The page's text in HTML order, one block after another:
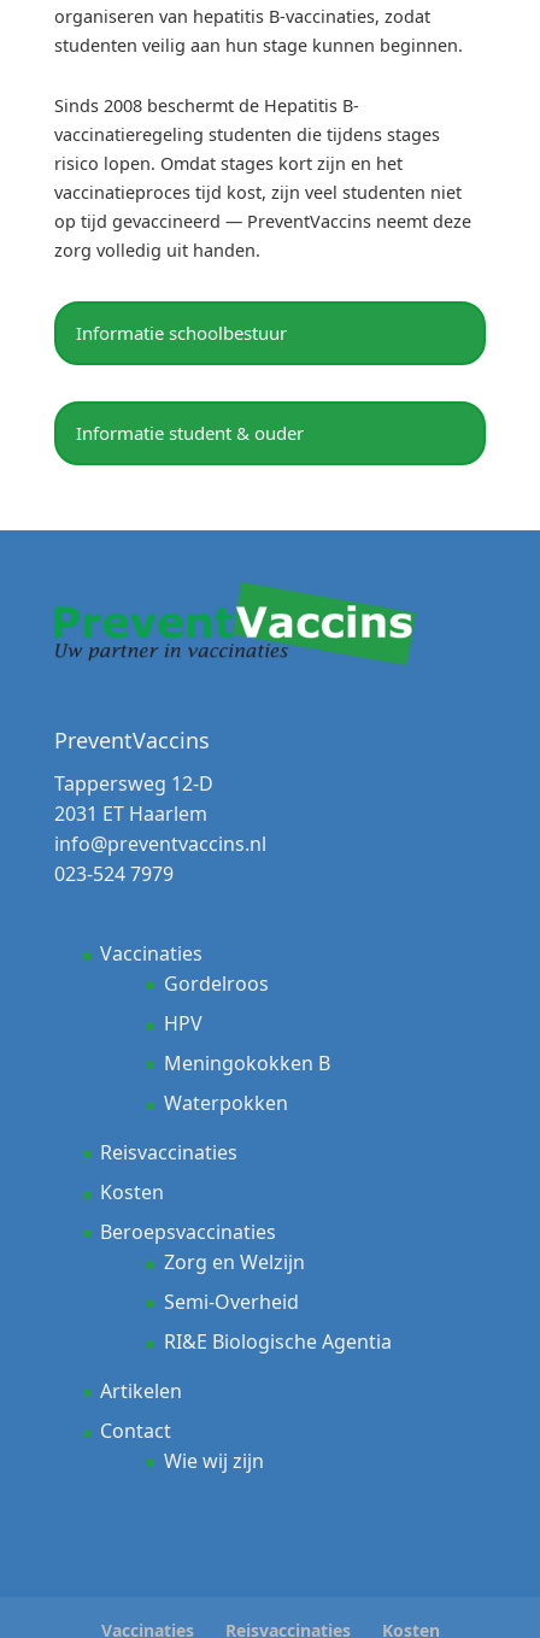
organiseren van hepatitis B-vaccinaties, zodat
studenten veilig aan hun stage kunnen beginnen.
Sinds 2008 beschermt de Hepatitis B-
vaccinatieregeling studenten die tijdens stages
risico lopen. Omdat stages kort zijn en het
vaccinatieproces tijd kost, zijn veel studenten niet
op tijd gevaccineerd — PreventVaccins neemt deze
zorg volledig uit handen.
Informatie schoolbestuur
Informatie student & ouder
PreventVaccins
Tappersweg 12-D
2031 ET Haarlem
info@preventvaccins.nl
023-524 7979
Vaccinaties
Gordelroos
HPV
Meningokokken B
Waterpokken
Reisvaccinaties
Kosten
Beroepsvaccinaties
Zorg en Welzijn
Semi-Overheid
RI&E Biologische Agentia
Artikelen
Contact
Wie wij zijn
Vaccinaties Reisvaccinaties Kosten